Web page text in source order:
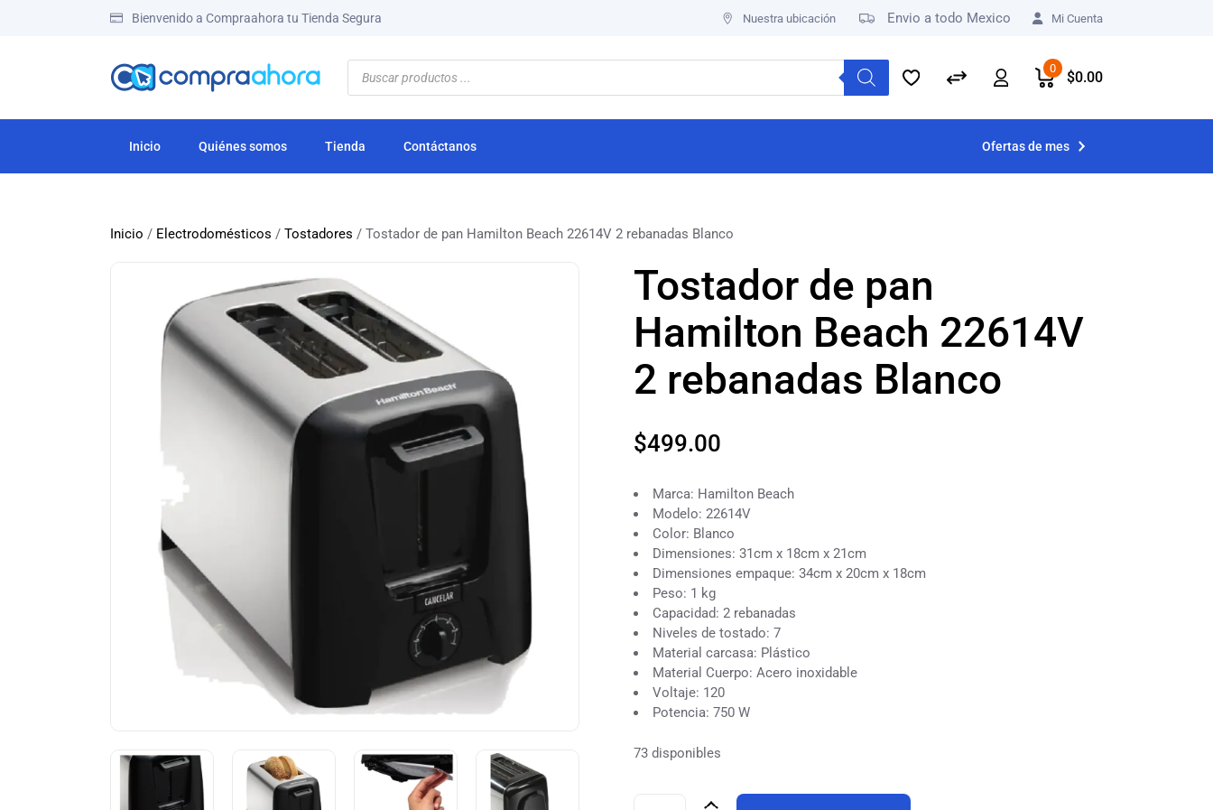
Bienvenido a Compraahora tu Tienda Segura Nuestra ubicación Envio a todo Mexico Mi Cuenta
0
$0.00
Inicio Quiénes somos Tienda Contáctanos Ofertas de mes
Inicio / Electrodomésticos / Tostadores / Tostador de pan Hamilton Beach 22614V 2 rebanadas Blanco
Tostador de pan
Hamilton Beach 22614V
2 rebanadas Blanco
$499.00
Marca: Hamilton Beach
Modelo: 22614V
Color: Blanco
Dimensiones: 31cm x 18cm x 21cm
Dimensiones empaque: 34cm x 20cm x 18cm
Peso: 1 kg
Capacidad: 2 rebanadas
Niveles de tostado: 7
Material carcasa: Plástico
Material Cuerpo: Acero inoxidable
Voltaje: 120
Potencia: 750 W
73 disponibles